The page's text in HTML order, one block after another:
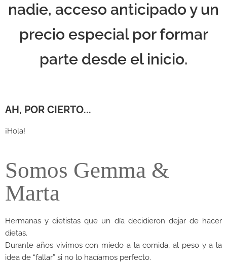
nadie, acceso anticipado y un
precio especial por formar
parte desde el inicio.
AH, POR CIERTO...
¡Hola!
Somos Gemma &
Marta
Hermanas y dietistas que un día decidieron dejar de hacer
dietas.
Durante años vivimos con miedo a la comida, al peso y a la
idea de “fallar” si no lo hacíamos perfecto.